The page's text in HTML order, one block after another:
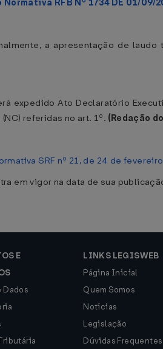
RFB Nº 1734 DE 01/09/
a apresentação de laudo
expedido Ato Declaratório
referidas no art. 1º. (Redação
SRF nº 21, de 24 de
em vigor na data de sua
E
Dados
LINKS LEGISWEB
Página Inicial
Quem Somos
Notícias
Legislação
Dúvidas Frequentes